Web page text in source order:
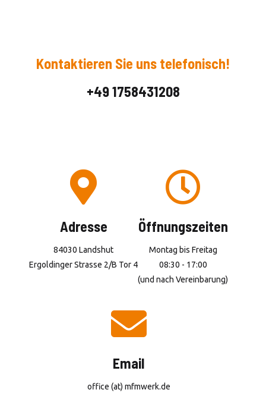
Kontaktieren Sie uns telefonisch!
+49 1758431208
Adresse
84030 Landshut
Ergoldinger Strasse 2/B Tor 4
Öffnungszeiten
Montag bis Freitag
08:30 - 17:00
(und nach Vereinbarung)
Email
office (at) mfmwerk.de